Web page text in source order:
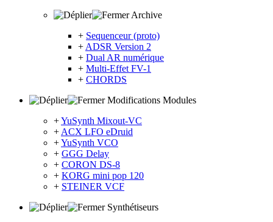
Archive
+ Sequenceur (proto)
+ ADSR Version 2
+ Dual AR numérique
+ Multi-Effet FV-1
+ CHORDS
Modifications Modules
+YuSynth Mixout-VC
+ ACX LFO eDruid
+YuSynth VCO
+ GGG Delay
+ CORON DS-8
+ KORG mini pop 120
+ STEINER VCF
Synthétiseurs